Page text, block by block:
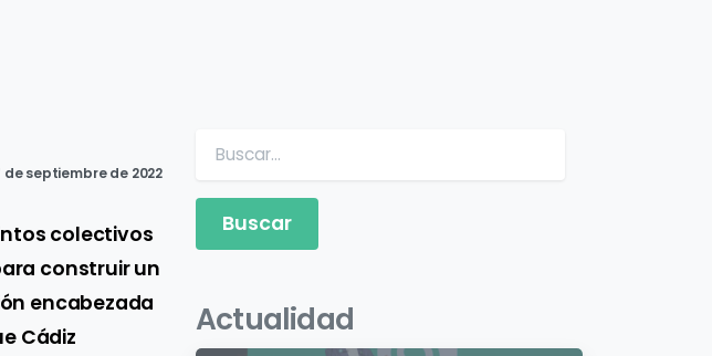
de septiembre de 2022
colectivos
construir un
encabezada
Cádiz
Actualidad